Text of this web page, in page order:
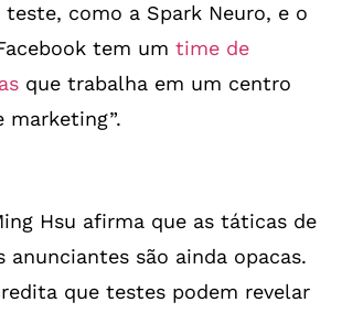
teste, como a Spark Neuro, e o
tem um time de
que trabalha em um centro
marketing”.
Hsu afirma que as táticas de
anunciantes são ainda opacas.
que testes podem revelar